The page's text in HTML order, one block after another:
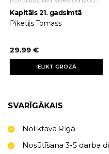
Kapitāls 21. gadsimtā
Piketijs Tomass
29.99 €
IELIKT GROZĀ
SVARĪGĀKAIS
Noliktava Rīgā
Nosūtīšana 3-5 darba